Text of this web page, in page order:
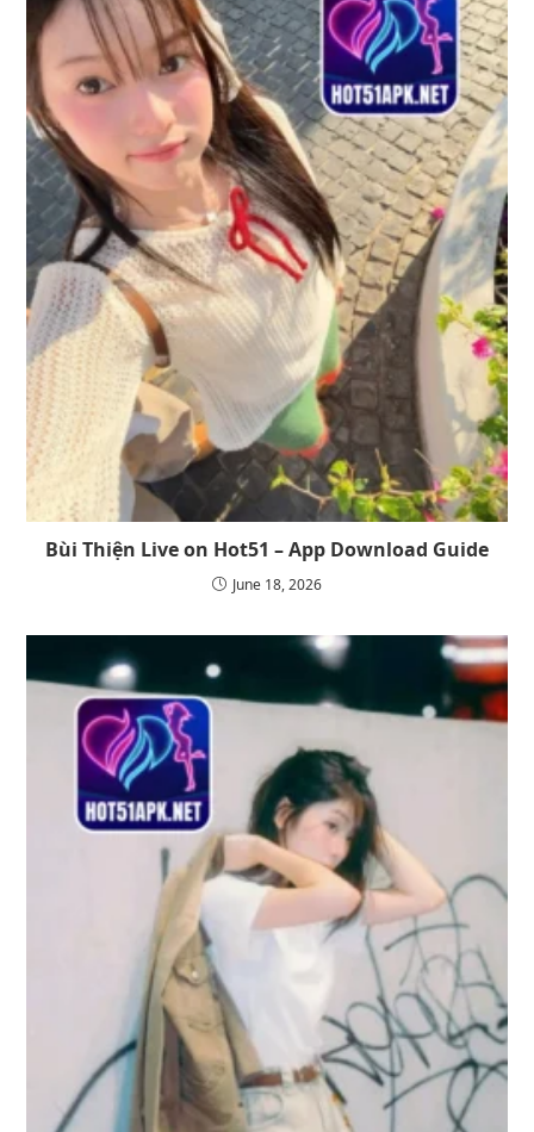
Bùi Thiện Live on Hot51 – App Download Guide
June 18, 2026